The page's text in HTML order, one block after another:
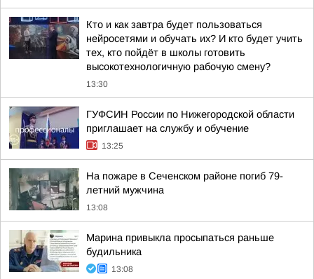
Кто и как завтра будет пользоваться
нейросетями и обучать их? И кто будет учить
тех, кто пойдёт в школы готовить
высокотехнологичную рабочую смену?
13:30
ГУФСИН России по Нижегородской области
приглашает на службу и обучение
13:25
На пожаре в Сеченском районе погиб 79-
летний мужчина
13:08
Марина привыкла просыпаться раньше
будильника
13:08